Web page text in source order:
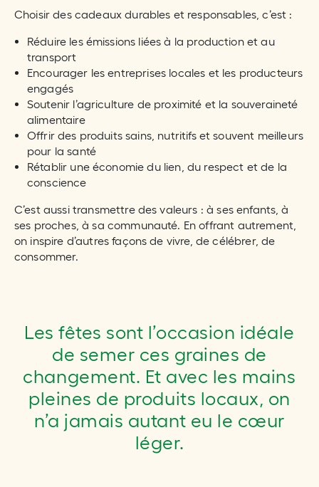
Choisir des cadeaux durables et responsables, c’est :
Réduire les émissions liées à la production et au
transport
Encourager les entreprises locales et les producteurs
engagés
Soutenir l’agriculture de proximité et la souveraineté
alimentaire
Offrir des produits sains, nutritifs et souvent meilleurs
pour la santé
Rétablir une économie du lien, du respect et de la
conscience
C’est aussi transmettre des valeurs : à ses enfants, à
ses proches, à sa communauté. En offrant autrement,
on inspire d’autres façons de vivre, de célébrer, de
consommer.
Les fêtes sont l’occasion idéale
de semer ces graines de
changement. Et avec les mains
pleines de produits locaux, on
n’a jamais autant eu le cœur
léger.